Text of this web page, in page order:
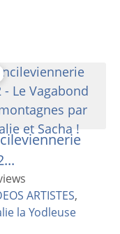
ARTISTES,
la Yodleuse